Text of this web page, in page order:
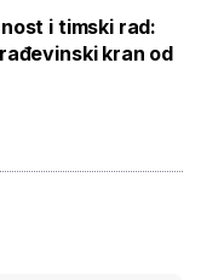
i timski rad:
kran od